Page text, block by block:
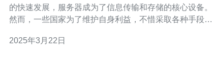
的快速发展，服务器成为了信息传输和存储的核心设备。
然而，一些国家为了维护自身利益，不惜采取各种手段干
重点讨论美国对某服务器的打压行为。 该服务器是一家国
2025年3月22日